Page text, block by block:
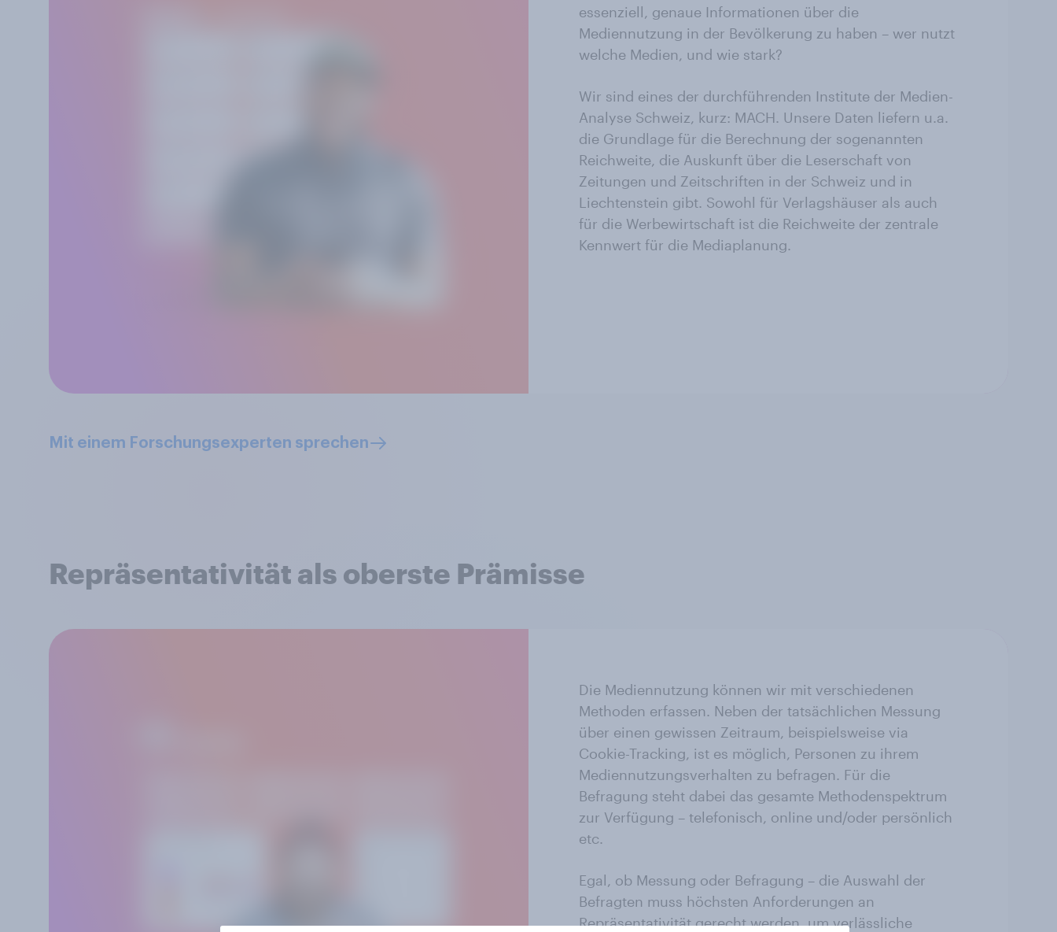
essenziell, genaue Informationen über die
Mediennutzung in der Bevölkerung zu haben – wer nutzt
welche Medien, und wie stark?
Wir sind eines der durchführenden Institute der Medien-
Analyse Schweiz, kurz: MACH. Unsere Daten liefern u.a.
die Grundlage für die Berechnung der sogenannten
Reichweite, die Auskunft über die Leserschaft von
Zeitungen und Zeitschriften in der Schweiz und in
Liechtenstein gibt. Sowohl für Verlagshäuser als auch
für die Werbewirtschaft ist die Reichweite der zentrale
Kennwert für die Mediaplanung.
Mit einem Forschungsexperten sprechen
Repräsentativität als oberste Prämisse
Die Mediennutzung können wir mit verschiedenen
Methoden erfassen. Neben der tatsächlichen Messung
über einen gewissen Zeitraum, beispielsweise via
Cookie-Tracking, ist es möglich, Personen zu ihrem
Mediennutzungsverhalten zu befragen. Für die
Befragung steht dabei das gesamte Methodenspektrum
zur Verfügung – telefonisch, online und/oder persönlich
etc.
Egal, ob Messung oder Befragung – die Auswahl der
Befragten muss höchsten Anforderungen an
Repräsentativität gerecht werden, um verlässliche